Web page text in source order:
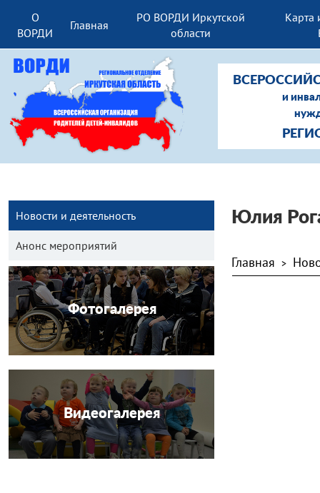
О
ВОРДИ
Главная
РО ВОРДИ Иркутской
области
Карта
и
Новости и деятельность
Анонс мероприятий
Фотогалерея
Видеогалерея
Юлия
Главная >